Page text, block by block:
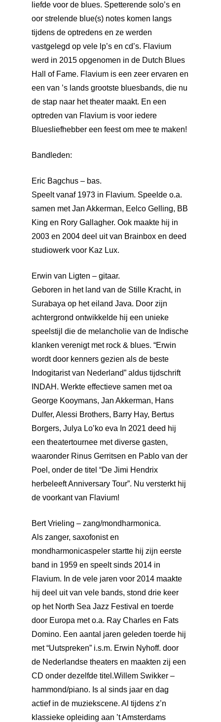
liefde voor de blues. Spetterende solo’s en
oor strelende blue(s) notes komen langs
tijdens de optredens en ze werden
vastgelegd op vele lp’s en cd’s. Flavium
werd in 2015 opgenomen in de Dutch Blues
Hall of Fame. Flavium is een zeer ervaren en
een van ’s lands grootste bluesbands, die nu
de stap naar het theater maakt. En een
optreden van Flavium is voor iedere
Bluesliefhebber een feest om mee te maken!​​
Bandleden:​
Eric Bagchus – bas.
Speelt vanaf 1973 in Flavium. Speelde o.a.
samen met Jan Akkerman, Eelco Gelling, BB
King en Rory Gallagher. Ook maakte hij in
2003 en 2004 deel uit van Brainbox en deed
studiowerk voor Kaz Lux.
Erwin van Ligten – gitaar.
Geboren in het land van de Stille Kracht, in
Surabaya op het eiland Java. Door zijn
achtergrond ontwikkelde hij een unieke
speelstijl die de melancholie van de Indische
klanken verenigt met rock & blues. “Erwin
wordt door kenners gezien als de beste
Indogitarist van Nederland” aldus tijdschrift
INDAH. Werkte effectieve samen met oa
George Kooymans, Jan Akkerman, Hans
Dulfer, Alessi Brothers, Barry Hay, Bertus
Borgers, Julya Lo’ko eva In 2021 deed hij
een theatertournee met diverse gasten,
waaronder Rinus Gerritsen en Pablo van der
Poel, onder de titel “De Jimi Hendrix
herbeleeft Anniversary Tour”. Nu versterkt hij
de voorkant van Flavium!
Bert Vrieling – zang/mondharmonica.
Als zanger, saxofonist en
mondharmonicaspeler startte hij zijn eerste
band in 1959 en speelt sinds 2014 in
Flavium. In de vele jaren voor 2014 maakte
hij deel uit van vele bands, stond drie keer
op het North Sea Jazz Festival en toerde
door Europa met o.a. Ray Charles en Fats
Domino. Een aantal jaren geleden toerde hij
met “Uutspreken” i.s.m. Erwin Nyhoff. door
de Nederlandse theaters en maakten zij een
CD onder dezelfde titel.​Willem Swikker –
hammond/piano. Is al sinds jaar en dag
actief in de muziekscene. Al tijdens z’n
klassieke opleiding aan ’t Amsterdams
Home
Agenda
Kaartverkoop